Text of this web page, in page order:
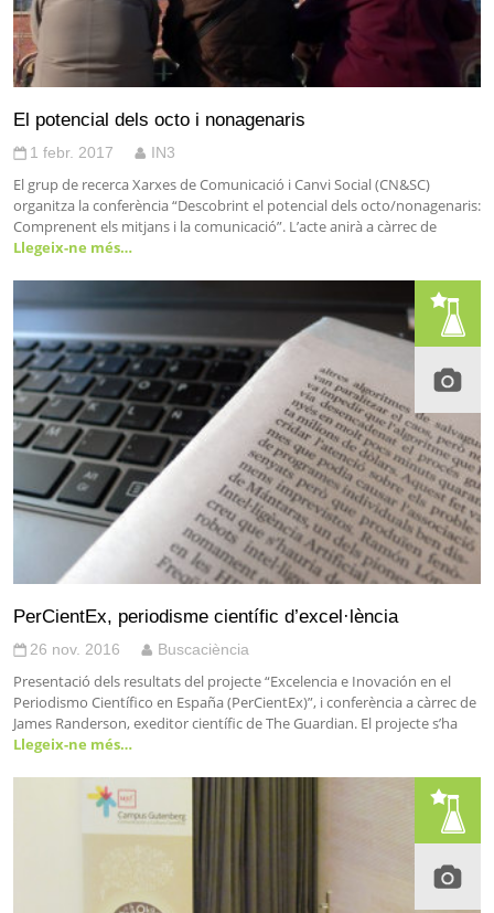
El potencial dels octo i nonagenaris
1 febr. 2017 IN3
El grup de recerca Xarxes de Comunicació i Canvi Social (CN&SC)
organitza la conferència “Descobrint el potencial dels octo/nonagenaris:
Comprenent els mitjans i la comunicació”. L’acte anirà a càrrec de
Llegeix-ne més…
PerCientEx, periodisme científic d’excel·lència
26 nov. 2016 Buscaciència
Presentació dels resultats del projecte “Excelencia e Inovación en el
Periodismo Científico en España (PerCientEx)”, i conferència a càrrec de
James Randerson, exeditor científic de The Guardian. El projecte s’ha
Llegeix-ne més…